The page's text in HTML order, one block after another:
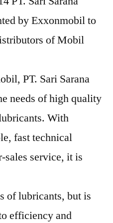
by Exxonmobil to
of Mobil
PT. Sari Sarana
needs of high quality
With
fast technical
sales service, it is
of lubricants, but is
efficiency and